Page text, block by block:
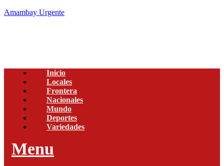
Amambay Urgente
Inicio
Locales
Frontera
Nacionales
Mundo
Deportes
Variedades
Menu